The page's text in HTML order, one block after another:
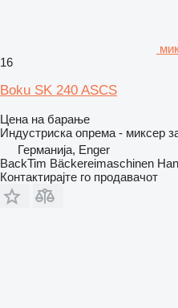
16
Boku SK 240 ASCS
Цена на барање
Индустриска опрема - миксер
Германија, Enger
BackTim Bäckereimaschinen
Контактирајте го продавачот